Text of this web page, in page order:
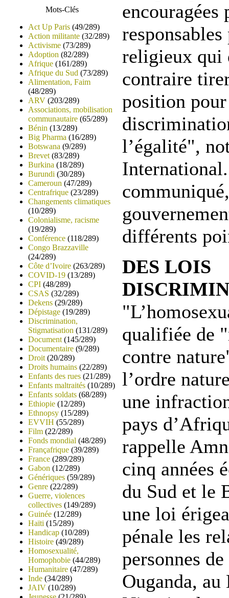
Mots-Clés
Act Up Paris (49/289)
Action militante (32/289)
Activisme (73/289)
Adoption (82/289)
Afrique (161/289)
Afrique du Sud (73/289)
Alimentation, Faim
(48/289)
ARV (203/289)
Associations, mobilisation
communautaire (65/289)
Bénin (13/289)
Big Pharma (16/289)
Botswana (9/289)
Brevet (83/289)
Burkina (18/289)
Burundi (30/289)
Cameroun (47/289)
Centrafrique (23/289)
Changements climatiques
(10/289)
Colonialisme, racisme
(19/289)
Conférence (118/289)
Congo Brazzaville
(24/289)
Côte d’Ivoire (263/289)
COVID-19 (13/289)
CPI (48/289)
CSAS (32/289)
Dekens (29/289)
Dépistage (19/289)
Discrimination,
Stigmatisation (131/289)
Document (145/289)
Documentaire (9/289)
Droit (20/289)
Droits humains (22/289)
Enfants des rues (21/289)
Enfants maltraités (10/289)
Enfants soldats (68/289)
Ethiopie (12/289)
Ethnopsy (15/289)
EVVIH (55/289)
Film (22/289)
Fonds mondial (48/289)
Françafrique (39/289)
France (289/289)
Gabon (12/289)
Génériques (59/289)
Genre (22/289)
Guerre, violences
collectives (149/289)
Guinée (12/289)
Haïti (15/289)
Handicap (10/289)
Histoire (49/289)
Homosexualité,
Homophobie (44/289)
Humanitaire (47/289)
Inde (34/289)
JAIV (10/289)
encouragées
religieux qui
contraire
position
l’égalité",
différents
DES LOIS
qualifiée de
contre
l’ordre
une
pays
rappelle
cinq années
du Sud et le
une loi
pénale les
personnes
Ouganda,